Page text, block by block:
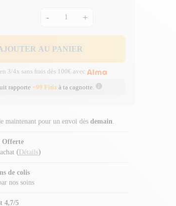
- +
AU PANIER
3/4x sans frais dès 100€ avec
rapporte +99 Fitiz à ta cagnotte.
maintenant pour un envoi dès demain.
Offerte
( Détails)
de colis
nos soins
4,7/5